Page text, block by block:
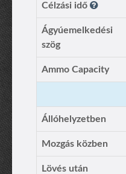
Célzási idő
Ágyúemelkedési
szög
Ammo Capacity
Állóhelyzetben
Mozgás közben
Lövés után